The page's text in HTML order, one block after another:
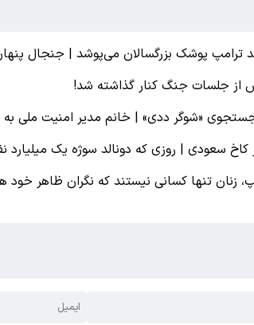
پوشک بزرگسالان می‌پوشد | جنجال
از جلسات جنگ کنار گذاشته شد!
«شوگر ددی» | خانم مدیر امنیت ملی
سعودی | روزی که دونالد سوژه یک میلیارد
زنان تنها کسانی نیستند که نگران ظاهر